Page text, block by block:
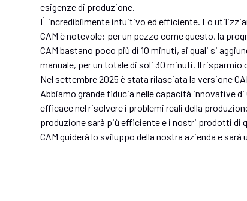
esigenze di produzione.
È incredibilmente intuitivo ed efficiente. Lo
CAM è notevole: per un pezzo come questo, la
CAM bastano poco più di 10 minuti, ai quali si
manuale, per un totale di soli 30 minuti. Il risparmio
Nel settembre 2025 è stata rilasciata la versione
Abbiamo grande fiducia nelle capacità innovative
efficace nel risolvere i problemi reali della
produzione sarà più efficiente e i nostri prodotti di
CAM guiderà lo sviluppo della nostra azienda e sarà